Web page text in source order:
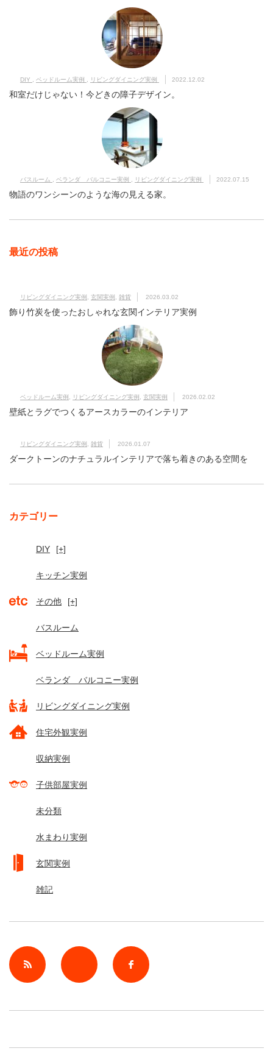
DIY ベッドルーム実例 リビングダイニング実例 2022.12.02
和室だけじゃない！今どきの障子デザイン。
バスルーム ベランダ バルコニー実例 リビングダイニング実例 2022.07.15
物語のワンシーンのような海の見える家。
最近の投稿
リビングダイニング実例 玄関実例 雑貨 2026.03.02
飾り竹炭を使ったおしゃれな玄関インテリア実例
ベッドルーム実例 リビングダイニング実例 玄関実例 2026.02.02
壁紙とラグでつくるアースカラーのインテリア
リビングダイニング実例 雑貨 2026.01.07
ダークトーンのナチュラルインテリアで落ち着きのある空間を
カテゴリー
DIY [+]
キッチン実例
その他 [+]
バスルーム
ベッドルーム実例
ベランダ バルコニー実例
リビングダイニング実例
住宅外観実例
収納実例
子供部屋実例
未分類
水まわり実例
玄関実例
雑記
Twitter